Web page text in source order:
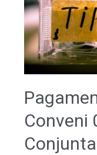
Conveni
Conjunta